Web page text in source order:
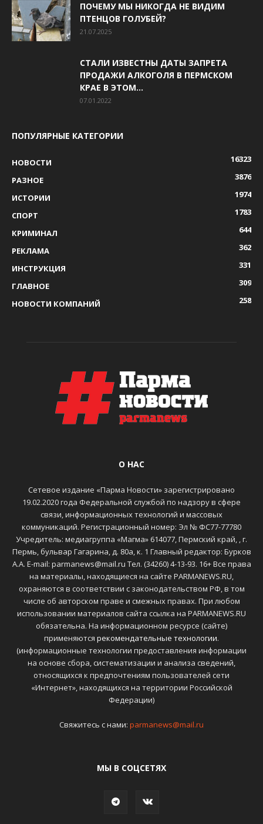
ПОЧЕМУ МЫ НИКОГДА НЕ ВИДИМ
ПТЕНЦОВ ГОЛУБЕЙ?
21.07.2025
СТАЛИ ИЗВЕСТНЫ ДАТЫ ЗАПРЕТА
ПРОДАЖИ АЛКОГОЛЯ В ПЕРМСКОМ
КРАЕ В ЭТОМ...
07.01.2022
ПОПУЛЯРНЫЕ КАТЕГОРИИ
НОВОСТИ
16323
РАЗНОЕ
3876
ИСТОРИИ
1974
СПОРТ
1783
КРИМИНАЛ
644
РЕКЛАМА
362
ИНСТРУКЦИЯ
331
ГЛАВНОЕ
309
НОВОСТИ КОМПАНИЙ
258
О НАС
Сетевое издание «Парма Новости» зарегистрировано
19.02.2020 года Федеральной службой по надзору в сфере
связи, информационных технологий и массовых
коммуникаций. Регистрационный номер: Эл № ФС77-77780
Учредитель: медиагруппа «Магма» 614077, Пермский край, , г.
Пермь, бульвар Гагарина, д. 80а, к. 1 Главный редактор: Бурков
А.А. E-mail: parmanews@mail.ru Тел. (34260) 4-13-93. 16+ Все права
на материалы, находящиеся на сайте PARMANEWS.RU,
охраняются в соответствии с законодательством РФ, в том
числе об авторском праве и смежных правах. При любом
использовании материалов сайта ссылка на PARMANEWS.RU
обязательна. На информационном ресурсе (сайте)
применяются рекомендательные технологии.
(информационные технологии предоставления информации
на основе сбора, систематизации и анализа сведений,
относящихся к предпочтениям пользователей сети
«Интернет», находящихся на территории Российской
Федерации)
Свяжитесь с нами: parmanews@mail.ru
МЫ В СОЦСЕТЯХ